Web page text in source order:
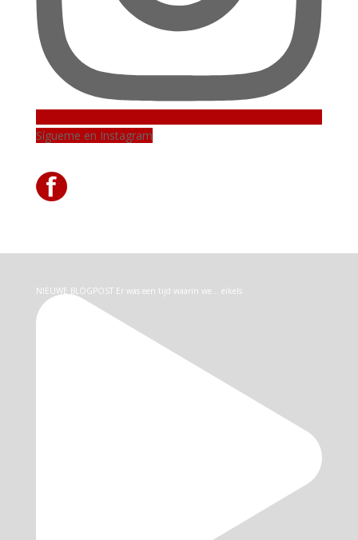
Sígueme en Instagram
NIEUWE BLOGPOST Er was een tijd waarin we… eikels